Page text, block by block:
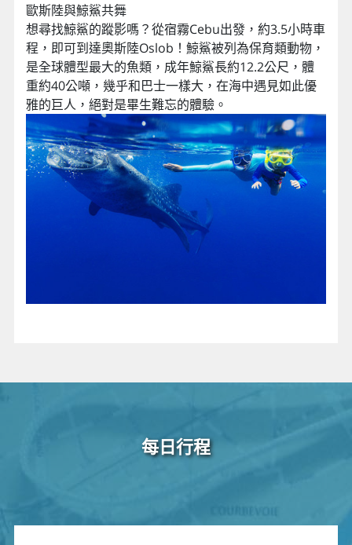
歐斯陸與鯨鯊共舞
想尋找鯨鯊的蹤影嗎？從宿霧Cebu出發，約3.5小時車
程，即可到達奧斯陸Oslob！鯨鯊被列為保育類動物，
是全球體型最大的魚類，成年鯨鯊長約12.2公尺，體
重約40公噸，幾乎和巴士一樣大，在海中遇見如此優
雅的巨人，絕對是畢生難忘的體驗。
每日行程